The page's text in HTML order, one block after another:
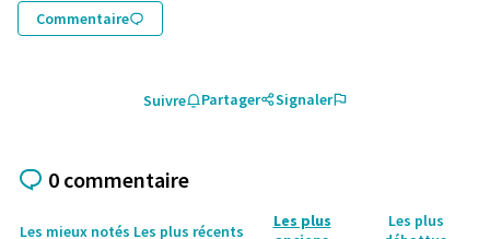
Commentaire
Suivre Partager Signaler
0 commentaire
Les mieux notés Les plus récents
Les plus
Les plus